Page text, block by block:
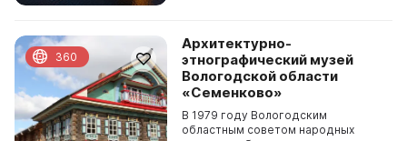
Архитектурно-
этнографический музей
Вологодской области
«Семенково»
В 1979 году Вологодским
областным советом народных
360